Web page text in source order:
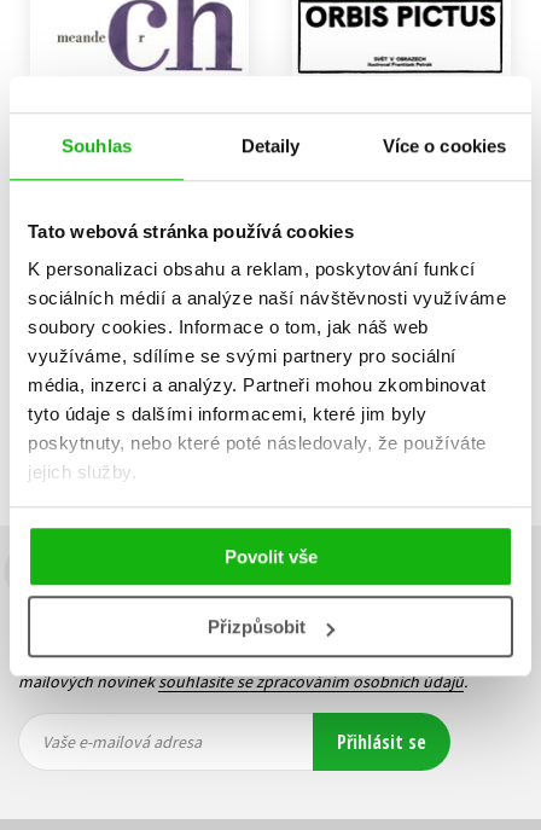
Souhlas Detaily Více o cookies
Tato webová stránka používá cookies
K personalizaci obsahu a reklam, poskytování funkcí
sociálních médií a analýze naší návštěvnosti využíváme
soubory cookies. Informace o tom, jak náš web
využíváme, sdílíme se svými partnery pro sociální
média, inzerci a analýzy. Partneři mohou zkombinovat
tyto údaje s dalšími informacemi, které jim byly
poskytnuty, nebo které poté následovaly, že používáte
jejich služby.
Povolit vše
Přizpůsobit
318 Kč
Jan Amos Komenský
214 Kč
Zobraz záznamů
Zobrazuji 1 až 4 z celkem 4 záznamů
Předchozí 1 Další
Budete to vědět jako první!
Zajímá Vás, jaký knižní hit právě vychází, na jaké zboží je výhodná
sleva, jaká běží soutěž o ceny? Přihlášením k odběru našich e-
mailových novineksouhlasíte se zpracováním osobních údajů.
mailová
mailová
Vaše e-mailová adresa Přihlásit se